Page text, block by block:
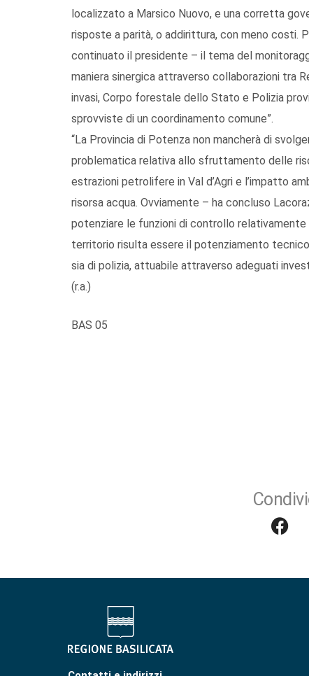
localizzato a Marsico Nuovo, e una corretta
risposte a parità, o addirittura, con meno costi.
continuato il presidente – il tema del
maniera sinergica attraverso collaborazioni tra
invasi, Corpo forestale dello Stato e Polizia
sprovviste di un coordinamento comune”.
“La Provincia di Potenza non mancherà di
problematica relativa allo sfruttamento delle
estrazioni petrolifere in Val d’Agri e l’impatto
risorsa acqua. Ovviamente – ha concluso
potenziare le funzioni di controllo
territorio risulta essere il potenziamento
sia di polizia, attuabile attraverso adeguati
(r.a.)
BAS 05